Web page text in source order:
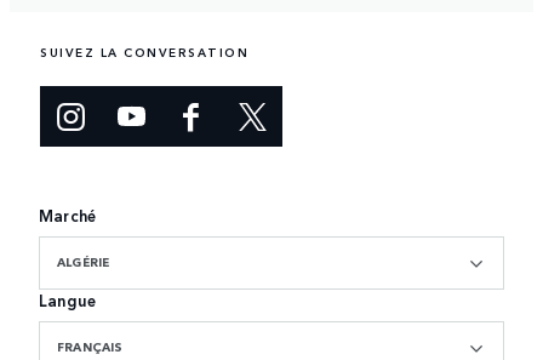
SUIVEZ LA CONVERSATION
Marché
ALGÉRIE
Langue
FRANÇAIS